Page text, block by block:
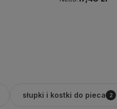
słupki i kostki do pieca 2